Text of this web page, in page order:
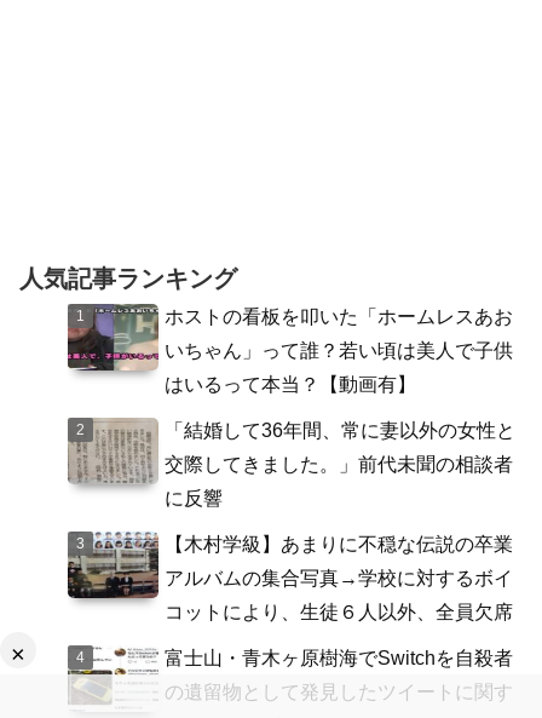
×
人気記事ランキング
ホストの看板を叩いた「ホームレスあお
いちゃん」って誰？若い頃は美人で子供
はいるって本当？【動画有】
「結婚して36年間、常に妻以外の女性と
交際してきました。」前代未聞の相談者
に反響
【木村学級】あまりに不穏な伝説の卒業
アルバムの集合写真→学校に対するボイ
コットにより、生徒６人以外、全員欠席
富士山・青木ヶ原樹海でSwitchを自殺者
の遺留物として発見したツイートに関す